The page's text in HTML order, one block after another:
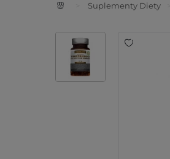
Suplementy Diety